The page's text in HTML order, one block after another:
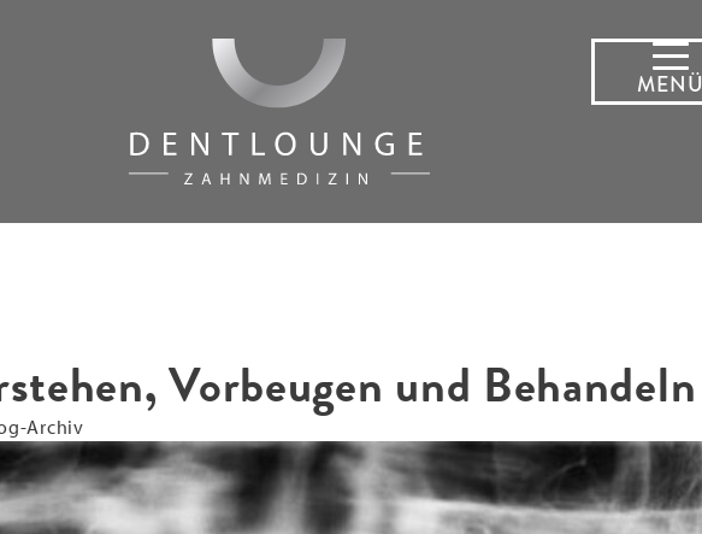
MENÜ
Vorbeugen und Behandeln
Archiv